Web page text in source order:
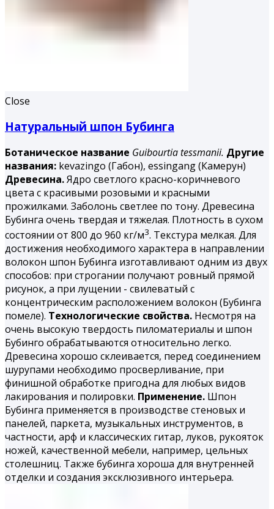
Close
Натуральный шпон Бубинга
Ботаническое название Guibourtia tessmanii. Другие
названия: kevazingo (Габон), essingang (Камерун)
Древесина.Ядро светлого красно-коричневого
цвета с красивыми розовыми и красными
прожилками. Заболонь светлее по тону. Древесина
Бубинга очень твердая и тяжелая. Плотность в сухом
состоянии от 800 до 960 кг/м3. Текстура мелкая. Для
достижения необходимого характера в направлении
волокон шпон Бубинга изготавливают одним из двух
способов: при строгании получают ровный прямой
рисунок, а при лущении - свилеватый с
концентрическим расположением волокон (Бубинга
помеле). Технологические свойства. Несмотря на
очень высокую твердость пиломатериалы и шпон
Бубинго обрабатываются относительно легко.
Древесина хорошо склеивается, перед соединением
шурупами необходимо просверливание, при
финишной обработке пригодна для любых видов
лакирования и полировки. Применение. Шпон
Бубинга применяется в производстве стеновых и
панелей, паркета, музыкальных инструментов, в
частности, арф и классических гитар, луков, рукояток
ножей, качественной мебели, например, цельных
столешниц. Также бубинга хороша для внутренней
отделки и создания эксклюзивного интерьера.